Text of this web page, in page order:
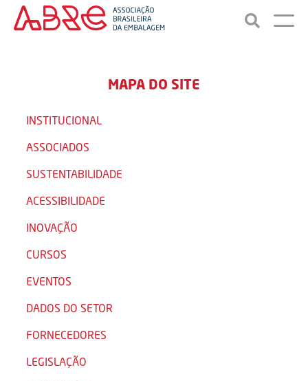
MAPA DO SITE
INSTITUCIONAL
ASSOCIADOS
SUSTENTABILIDADE
ACESSIBILIDADE
INOVAÇÃO
CURSOS
EVENTOS
DADOS DO SETOR
FORNECEDORES
LEGISLAÇÃO